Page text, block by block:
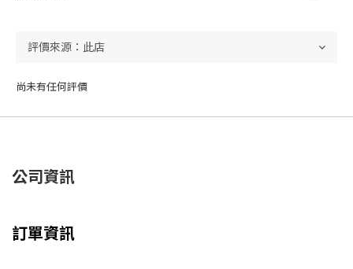
尚未有任何評價
公司資訊
訂單資訊